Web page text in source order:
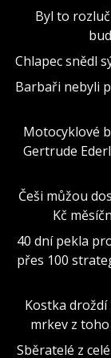
Byl to
Chlapec snědl
Barbaři nebyli
Motocyklové
Gertrude
Češi můžou
Kč
40 dní pekla
přes 100
Kostka droždí
mrkev z
Sběratelé z